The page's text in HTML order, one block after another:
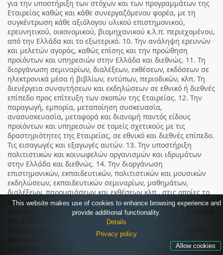
για την υποστήριξη των στόχων και των προγραμμάτων της
Εταιρείας καθώς και κάθε συνεργαζόμενου φορέα, με τη
συγκέντρωση κάθε αξιόλογου υλικού επιστημονικού,
ερευνητικού, οικονομικού, βιομηχανικού κ.λ.π. περιεχομένου,
από την Ελλάδα και το εξωτερικό. 10. Την ανάληψη ερευνών
και μελετών αγοράς, καθώς επίσης και την προώθηση
προϊόντων και υπηρεσιών στην Ελλάδα και διεθνώς. 11. Τη
διοργάνωση σεμιναρίων, διαλέξεων, εκθέσεων, εκδόσεων σε
ηλεκτρονικά μέσα ή βιβλίων, εντύπων, περιοδικών, κλπ. Τη
διενέργεια συναντήσεων και εκδηλώσεων σε εθνικό ή διεθνές
επίπεδο προς επίτευξη των σκοπών της Εταιρείας. 12. Την
παραγωγή, εμπορία, μεταποίηση συσκευασία,
ανασυσκευασία, μεταφορά και διανομή παντός είδους
προϊόντων και υπηρεσιών σε τομείς σχετικούς με τις
δραστηριότητες της Εταιρείας, σε εθνικό και διεθνές επίπεδο.
Τις εισαγωγές και εξαγωγές αυτών. 13. Την υποστήριξη
πολιτιστικών και κοινωφελών οργανισμών και ιδρυμάτων
στην Ελλάδα και διεθνώς. 14. Την διοργάνωση
επιστημονικών, εκπαιδευτικών, πολιτιστικών και μουσικών
εκδηλώσεων, εκπαιδευτικών σεμιναρίων, μαθημάτων,
διαλέξεων, παρουσιάσεων και εκθέσεων κλπ., στις οποίες το
κοινό θα μπορεί να συμμετέχει είτε δωρεάν, είτε με την
καταβολή τιμήματος συμμετοχής (εισιτηρίου, κλπ). 15. Αγορά
και απόκτηση πάσης φύσεως περιουσιακών στοιχείων
(κινητών και ακινήτων) επενδυτικών αγαθών, έργων τέχνης
και ειδών καλλιτεχνικής αξίας κλπ., με σκοπό την απλή
επένδυση, ή την μεταπώλησή τους, τον δανεισμό, την
This website makes use of cookies to enhance browsing experience and
provide additional functionality.
Details
Privacy policy
Allow cookies